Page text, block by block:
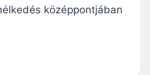
középpontjában